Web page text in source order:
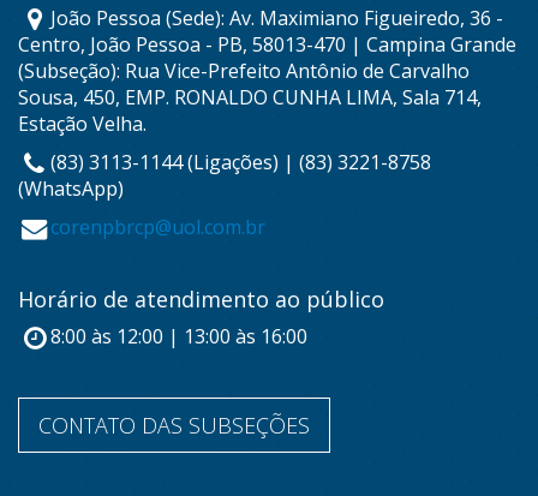
João Pessoa (Sede): Av. Maximiano Figueiredo, 36 -
Centro, João Pessoa - PB, 58013-470 | Campina Grande
(Subseção): Rua Vice-Prefeito Antônio de Carvalho
Sousa, 450, EMP. RONALDO CUNHA LIMA, Sala 714,
Estação Velha.
(83) 3113-1144 (Ligações) | (83) 3221-8758
(WhatsApp)
corenpbrcp@uol.com.br
Horário de atendimento ao público
8:00 às 12:00 | 13:00 às 16:00
CONTATO DAS SUBSEÇÕES